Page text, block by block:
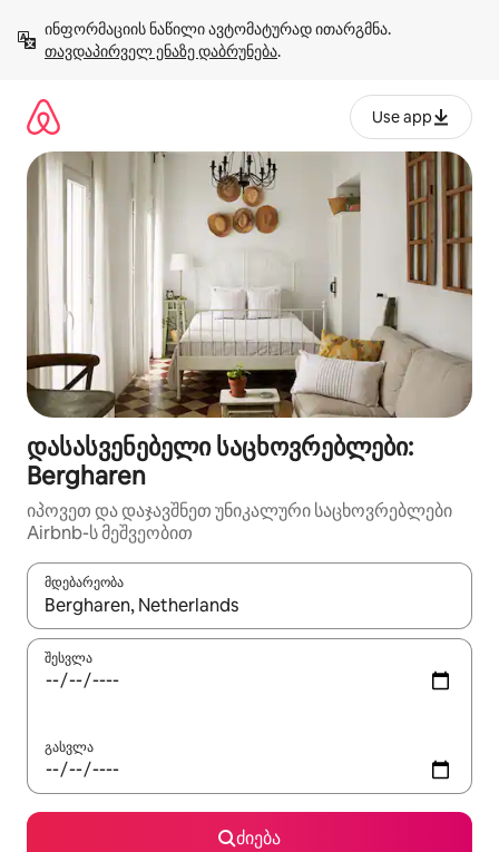
გადასვლა
თავდაპირველ ენაზე დაბრუნება.
Use app
დასასვენებელი საცხოვრებლები:
Bergharen
იპოვეთ და დაჯავშნეთ უნიკალური საცხოვრებლები
Airbnb-ს მეშვეობით
მდებარეობა
როცა შედეგები ხელმისაწვდომი გახდება, ნავიგაციისთვის
შესვლა
გასვლა
ძიება